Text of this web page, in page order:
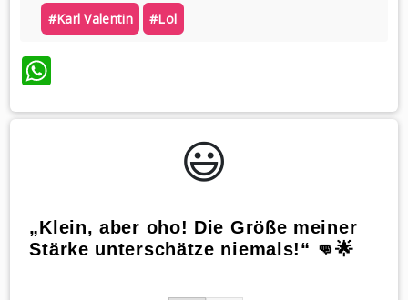
#karl Valentin #lol
WhatsApp
😃️
„Klein, aber oho! Die Größe meiner
Stärke unterschätze niemals!“ 👊🌟